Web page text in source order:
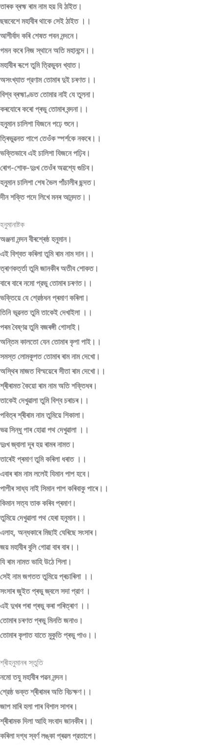
তাৰক ব্ৰহ্ম ৰাম নাম হয় যি ঠাইত।
ছদ্মবেশে মহাবীৰ থাকে সেই ঠাইত ।।
আশীৰ্বাদ কৰি শেষত পবন নন্দনে।
গমন কৰে নিজ স্থানে অতি মহানন্দে।।
মহাবীৰ ৰূপে তুমি ত্রিভুবন খ্যাত।
অসংখ্যাত প্রণাম তোমাৰ দুই চৰণত।।
বিশ্ব ব্ৰহ্মাণ্ডত তোমার নাই যে তুলনা।
কৰযোৰে কৰো প্ৰভু তোমাৰ বন্দনা।।
হনুমান চালিশা যিজনে পঢ়ে শুনে।
ত্ৰিভুৱনত পাপে তেওঁক স্পৰ্শকে নকৰে।।
ভক্তিভাবে এই চালিশা যিজনে পঢ়িব।
ৰোগ-শোক-দুঃখ তেওঁৰ অৱশ্যে গুচিব।
হনুমান চালিশা শেষ ভৈল পাঁচালীৰ ছন্দত।
দীন শক্তি পদে লিখে মনৰ আনন্দত।।
হনুমানাষ্টক
অঞ্জনা নন্দন বীৰশ্ৰেষ্ঠ হনুমান।
এই বিশ্বত কৰিলা তুমি ৰাম নাম দান।।
ত্ৰাণকৰ্ত্তা তুমি জানকীৰ অতীব শোকত।
বাৰে বাৰে নমো প্রভু তোমাৰ চৰণত।।
ভক্তিয়ে যে শ্রেষ্ঠধন প্ৰমাণ কৰিলা।
তিনি ভূৱনত তুমি তাকেই দেখাইলা ।।
পৰম বৈষ্ণৱ তুমি বজৰঙ্গী গোসাই।
অন্তিম কালতো যেন তোমাৰ কৃপা পাই।।
সমস্ত লোমকূপত তোমাৰ ৰাম নাম দেখো।
অস্থিৰ মাজত বিস্ময়েৰে সীতা ৰাম দেখো।।
শ্ৰীৰামত কৈয়ো ৰাম নাম অতি শক্তিধৰ।
তাকেই দেখুৱালা তুমি বিশ্ব চৰাচৰ।।
পবিত্ৰ শ্ৰীৰাম নাম তুমিয়ে শিকালা।
ভৱ সিন্ধু পাৰ হোৱা পথ দেখুৱালা ।।
দুঃখ জ্বালা দূৰ হয় ৰামৰ নামত।
তাৰেই প্ৰমাণ তুমি কৰিলা ধৰাত ।।
এবাৰ ৰাম নাম ললেই যিমান পাপ হবে।
পাপীৰ সাধ্য নাই সিমান পাপ কৰিবাকু পাৰে।।
কিমান সত্য তাক কৰিব প্ৰমাণ।
তুমিয়ে দেখুৱালা পথ হেৰা হনুমান।।
এলাহ, অন্ধকাৰে মিছাই ঘেৰিছে সংসাৰ।
জয় মহাবীৰ বুলি গোৱা বাৰ বাৰ।।
যি ৰাম নামত ভাহি উঠে শিলা।
সেই নাম জগতত তুমিয়ে প্ৰচাৰিলা ।।
সংসাৰ জুইত প্ৰভু জ্বলে সদা প্রাণ ।
এই দুখৰ পৰা প্ৰভু কৰা পৰিত্ৰাণ ।।
তোমাৰ চৰণত প্ৰভু মিনতি জনাও।
তোমাৰ কৃপাত যাতে মুকুতি প্ৰভু পাও।।
শ্ৰীহনুমানৰ স্তুতি
নমো তযু মহাবীৰ পৱন নন্দন।
শ্রেষ্ঠ ভক্ত শ্ৰীৰামৰ অতি বিচক্ষণ।।
জাপ মাৰি হলা পাৰ বিশাল সাগৰ।
শ্ৰীৰামক দিলা আহি সংবাদ জানকীৰ।।
কৰিলা দগ্ধ স্বর্ণ লঙ্কা প্ৰৱল প্রতাপে।